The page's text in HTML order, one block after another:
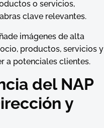
o servicios,
clave relevantes.
imágenes de alta
productos, servicios y
a potenciales clientes.
del NAP
y